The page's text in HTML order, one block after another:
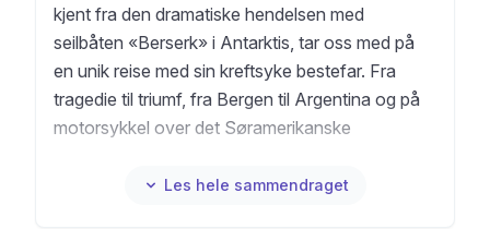
kjent fra den dramatiske hendelsen med
seilbåten «Berserk» i Antarktis, tar oss med på
en unik reise med sin kreftsyke bestefar. Fra
tragedie til triumf, fra Bergen til Argentina og på
motorsykkel over det Søramerikanske
verdien av å følge drømmene sine. Samuel og
Les hele sammendraget